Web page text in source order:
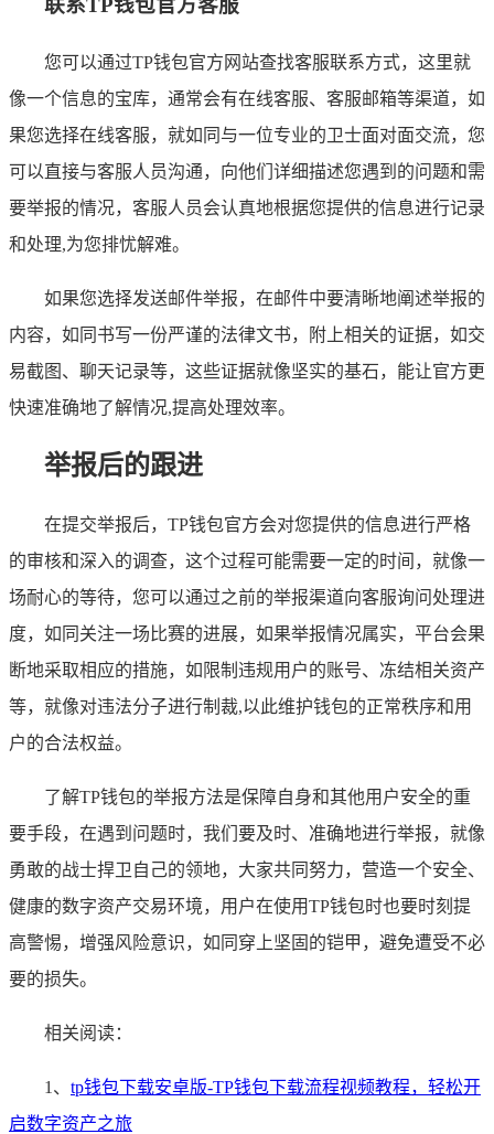
联系TP钱包官方客服
您可以通过TP钱包官方网站查找客服联系方式，这里就
像一个信息的宝库，通常会有在线客服、客服邮箱等渠道，如
果您选择在线客服，就如同与一位专业的卫士面对面交流，您
可以直接与客服人员沟通，向他们详细描述您遇到的问题和需
要举报的情况，客服人员会认真地根据您提供的信息进行记录
和处理,为您排忧解难。
如果您选择发送邮件举报，在邮件中要清晰地阐述举报的
内容，如同书写一份严谨的法律文书，附上相关的证据，如交
易截图、聊天记录等，这些证据就像坚实的基石，能让官方更
快速准确地了解情况,提高处理效率。
举报后的跟进
在提交举报后，TP钱包官方会对您提供的信息进行严格
的审核和深入的调查，这个过程可能需要一定的时间，就像一
场耐心的等待，您可以通过之前的举报渠道向客服询问处理进
度，如同关注一场比赛的进展，如果举报情况属实，平台会果
断地采取相应的措施，如限制违规用户的账号、冻结相关资产
等，就像对违法分子进行制裁,以此维护钱包的正常秩序和用
户的合法权益。
了解TP钱包的举报方法是保障自身和其他用户安全的重
要手段，在遇到问题时，我们要及时、准确地进行举报，就像
勇敢的战士捍卫自己的领地，大家共同努力，营造一个安全、
健康的数字资产交易环境，用户在使用TP钱包时也要时刻提
高警惕，增强风险意识，如同穿上坚固的铠甲，避免遭受不必
要的损失。
相关阅读：
1、 tp钱包下载安卓版-TP钱包下载流程视频教程，轻松开
启数字资产之旅